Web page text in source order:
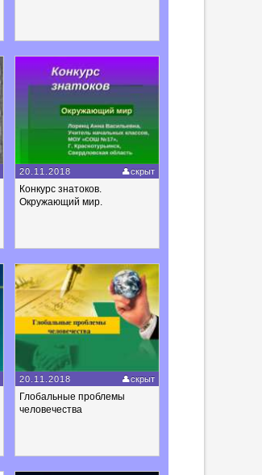
20.11.2018 скрыт
Конкурс знатоков.
Окружающий мир.
20.11.2018 скрыт
Глобальные проблемы
человечества